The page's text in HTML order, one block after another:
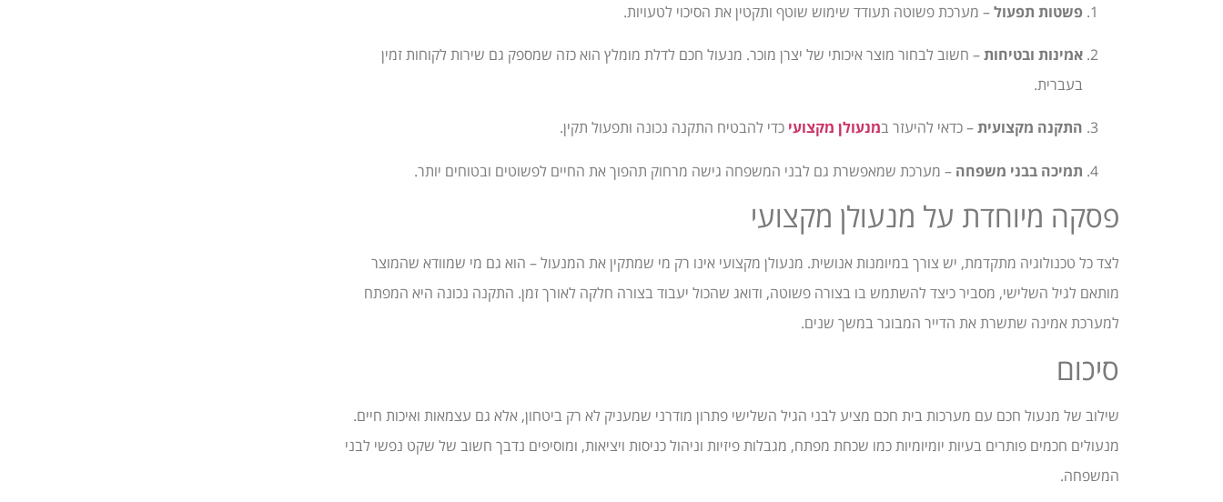
פשטות תפעול– מערכת פשוטה תעודד שימוש שוטף ותקטין את הסיכוי לטעויות.
אמינות ובטיחות– חשוב לבחור מוצר איכותי של יצרן מוכר. מנעול חכם לדלת מומלץ הוא כזה שמספק גם שירות לקוחות זמין
בעברית.
התקנה מקצועית– כדאי להיעזר במנעולן מקצועי כדי להבטיח התקנה נכונה ותפעול תקין.
תמיכה בבני משפחה – מערכת שמאפשרת גם לבני המשפחה גישה מרחוק תהפוך את החיים לפשוטים ובטוחים יותר.
פסקה מיוחדת על מנעולן מקצועי
לצד כל טכנולוגיה מתקדמת, יש צורך במיומנות אנושית. מנעולן מקצועי אינו רק מי שמתקין את המנעול – הוא גם מי שמוודא שהמוצר
מותאם לגיל השלישי, מסביר כיצד להשתמש בו בצורה פשוטה, ודואג שהכול יעבוד בצורה חלקה לאורך זמן. התקנה נכונה היא המפתח
למערכת אמינה שתשרת את הדייר המבוגר במשך שנים.
סיכום
שילוב של מנעול חכם עם מערכות בית חכם מציע לבני הגיל השלישי פתרון מודרני שמעניק לא רק ביטחון, אלא גם עצמאות ואיכות חיים.
מנעולים חכמים פותרים בעיות יומיומיות כמו שכחת מפתח, מגבלות פיזיות וניהול כניסות ויציאות, ומוסיפים נדבך חשוב של שקט נפשי לבני
המשפחה.